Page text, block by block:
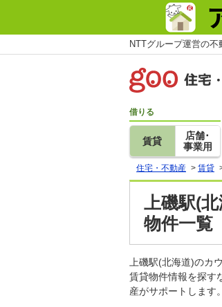
NTTグループ運営の
借りる
賃貸
店舗･
事業用
住宅・不動産 > 賃貸
上磯駅(
物件一覧
上磯駅(北海道)のカ
賃貸物件情報を探す
産がサポートします。